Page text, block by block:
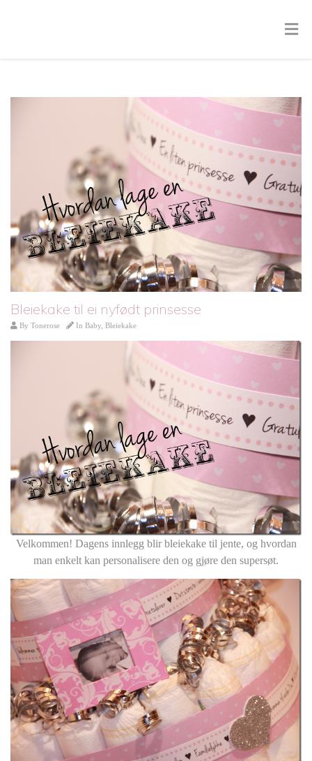
Bleiekake til ei nyfødt prinsesse
By Tonerose In Baby Bleiekake
Velkommen! Dagens innlegg blir bleiekake til jente, og hvordan
man enkelt kan personalisere den og gjøre den supersøt.